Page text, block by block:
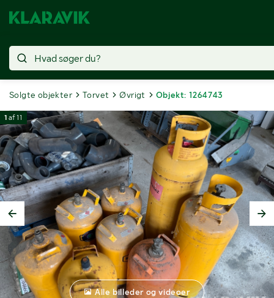
Solgte objekter Torvet Øvrigt Objekt: 1264743
1 af11
Alle billeder og videoer